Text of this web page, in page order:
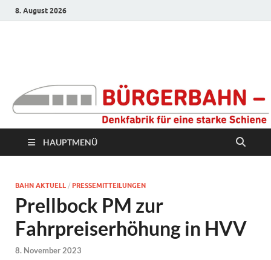
8. August 2026
Denkfabrik für eine
starke Schiene
HAUPTMENÜ
BAHN AKTUELL / PRESSEMITTEILUNGEN
Prellbock PM zur
Fahrpreiserhöhung in HVV
8. November 2023